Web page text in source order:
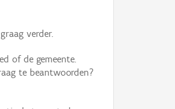
verder.
of de gemeente.
te beantwoorden?